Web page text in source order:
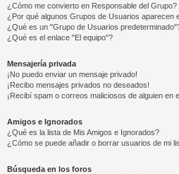
¿Cómo me convierto en Responsable del Grupo?
¿Por qué algunos Grupos de Usuarios aparecen
¿Qué es un "Grupo de Usuarios
¿Qué es el enlace "El equipo"?
Mensajería privada
¡No puedo enviar un mensaje privado!
¡Recibo mensajes privados no deseados!
¡Recibí spam o correos maliciosos de alguien en
Amigos e Ignorados
¿Qué es la lista de Mis Amigos e Ignorados?
¿Cómo se puede añadir o borrar usuarios de mi
Búsqueda en los foros